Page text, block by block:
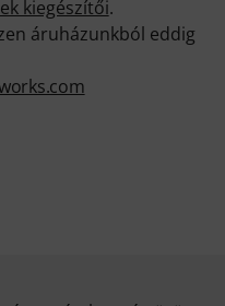
kiegészítői.
áruházunkból eddig